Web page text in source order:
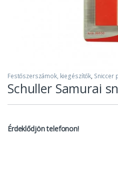
Festőszerszámok, kiegészítők, Sniccer
Schuller Samurai
Érdeklődjön telefonon!